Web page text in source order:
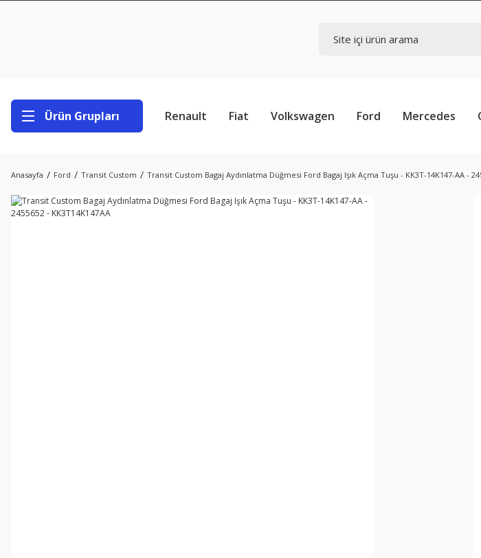
Ürün Grupları Renault Fiat Volkswagen Ford Mercedes
Anasayfa Ford Transit Custom Transit Custom Bagaj Aydınlatma Düğmesi Ford Bagaj Işık Açma Tuşu - KK3T-14K147-AA -